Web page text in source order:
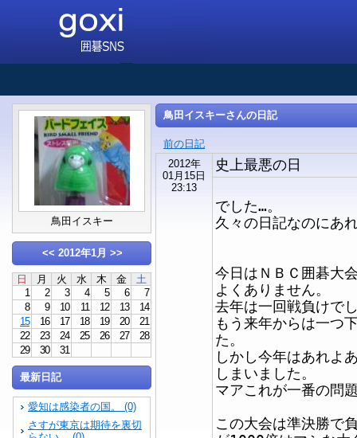
鳥田イスキー
<< 2012年1月 >>
日 月 火 水 木 金
土
1
2 3 4 5 6
7
8
9 10 11 12 13
14
15
16 17 18 19 20
21
22
23 24 25 26 27
28
29
30 31
最新日記
愛知は感染者の国。 (0)
さすが東京は期待を裏切
鳥田イスキーさんの日記
前の日記
2012年
01月15日
23:13
史上最悪の日
でした…。
久々の日記なのにあ
今日はＮＢＣ囲碁大
よくありません。
去年は一回戦負けで
もう来年からは一つ
た。
しかし今年はあれよ
しまいました。
マアこれが一番の問
この大会は準決勝で